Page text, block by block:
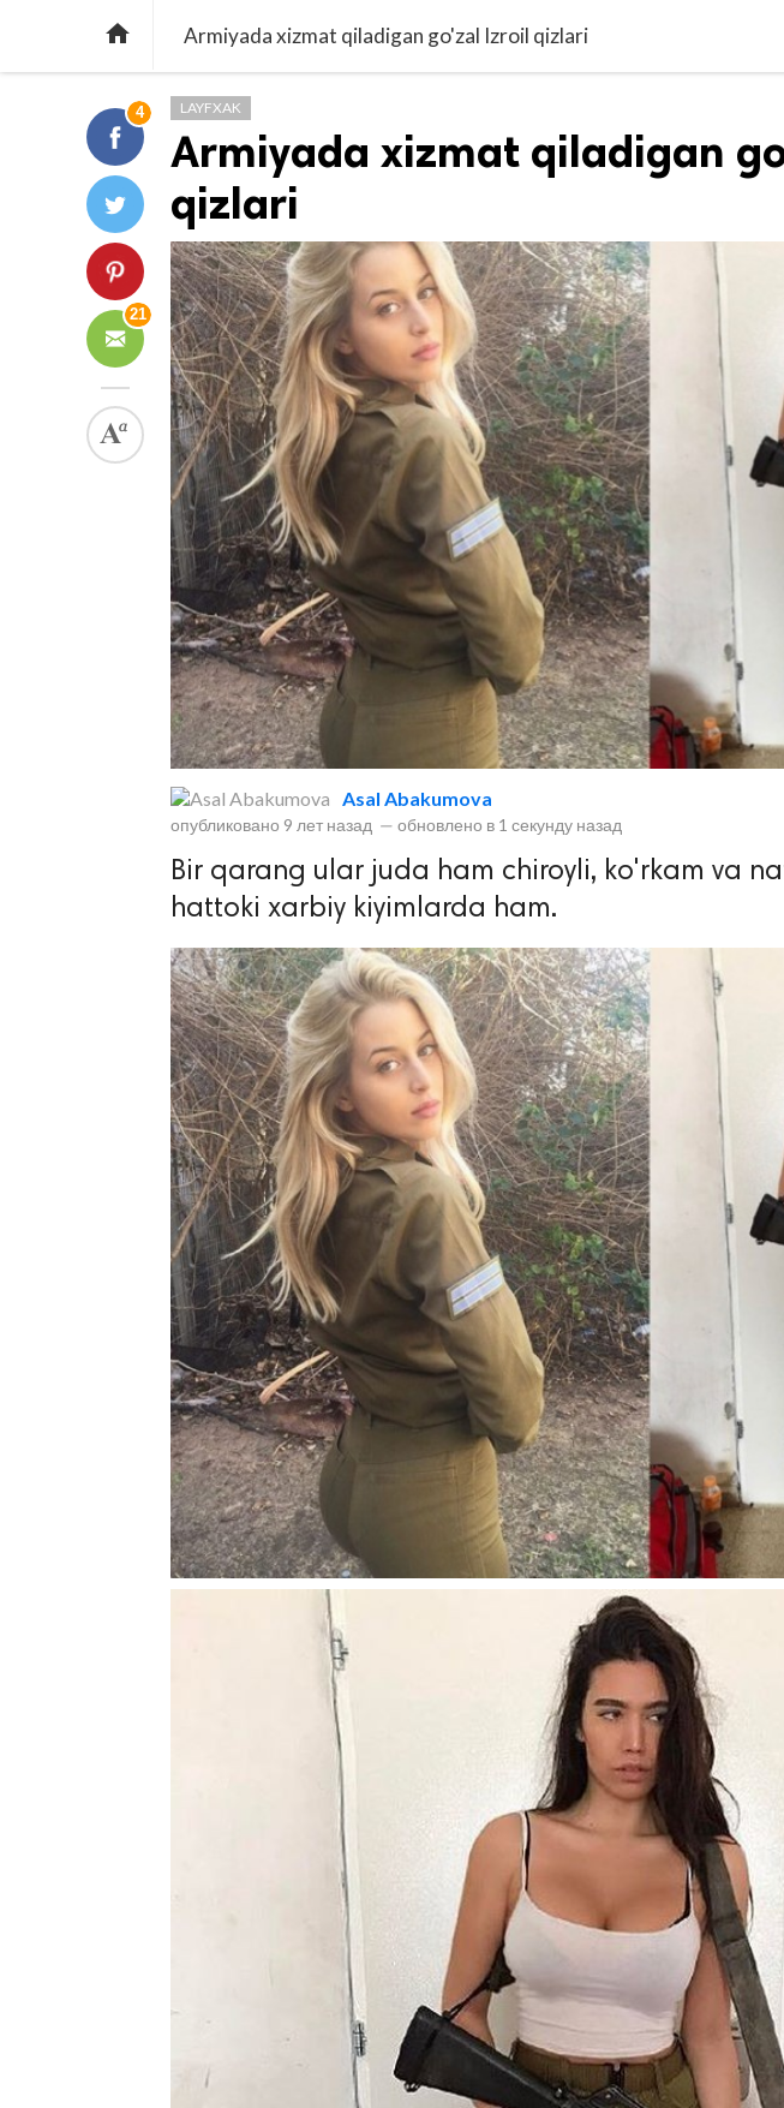
 Armiyada xizmat qiladigan go'zal Izroil qizlari
4
21
LAYFXAK
Armiyada xizmat qiladigan
qizlari
Asal Abakumova
опубликовано 9 лет назад — обновлено в 1 секунду назад
Bir qarang ular juda ham chiroyli, ko'rkam va
hattoki xarbiy kiyimlarda ham.